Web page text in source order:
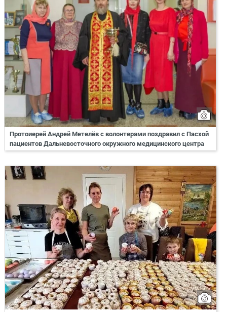
Протоиерей Андрей Метелёв с волонтерами поздравил с Пасхой
пациентов Дальневосточного окружного медицинского центра